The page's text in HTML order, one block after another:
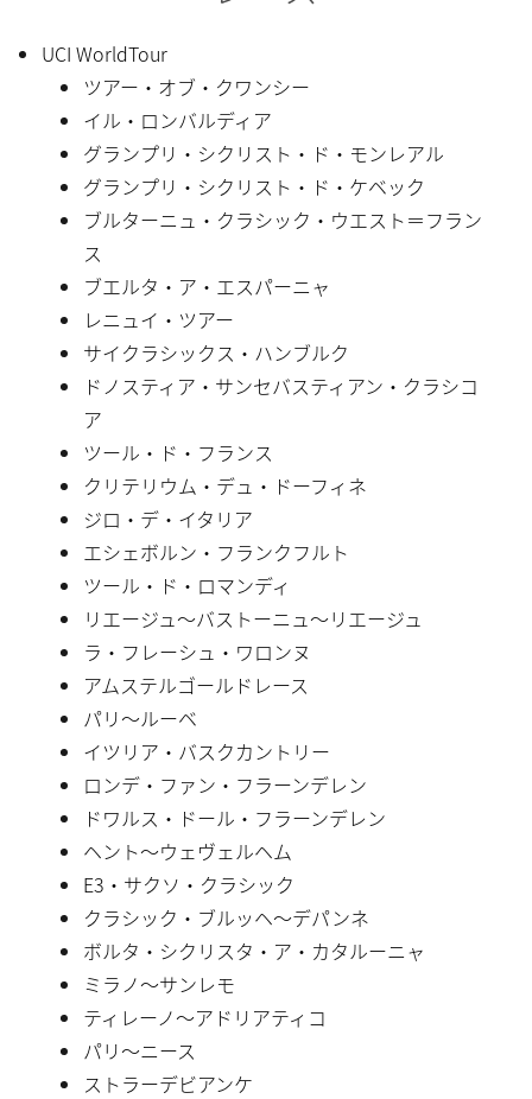
UCI WorldTour
ツアー・オブ・クワンシー
イル・ロンバルディア
グランプリ・シクリスト・ド・モンレアル
グランプリ・シクリスト・ド・ケベック
ブルターニュ・クラシック・ウエスト＝フラン
ス
ブエルタ・ア・エスパーニャ
レニュイ・ツアー
サイクラシックス・ハンブルク
ドノスティア・サンセバスティアン・クラシコ
ア
ツール・ド・フランス
クリテリウム・デュ・ドーフィネ
ジロ・デ・イタリア
エシェボルン・フランクフルト
ツール・ド・ロマンディ
リエージュ〜バストーニュ〜リエージュ
ラ・フレーシュ・ワロンヌ
アムステルゴールドレース
パリ〜ルーベ
イツリア・バスクカントリー
ロンデ・ファン・フラーンデレン
ドワルス・ドール・フラーンデレン
ヘント〜ウェヴェルヘム
E3・サクソ・クラシック
クラシック・ブルッヘ〜デパンネ
ボルタ・シクリスタ・ア・カタルーニャ
ミラノ〜サンレモ
ティレーノ〜アドリアティコ
パリ〜ニース
ストラーデビアンケ